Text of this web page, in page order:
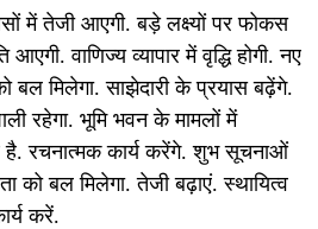
में तेजी आएगी. बड़े लक्ष्यों पर फोकस
वाणिज्य व्यापार में वृद्धि होगी. नए
बल मिलेगा. साझेदारी के प्रयास बढ़ेंगे.
रहेगा. भूमि भवन के मामलों में
है. रचनात्मक कार्य करेंगे. शुभ सूचनाओं
को बल मिलेगा. तेजी बढ़ाएं. स्थायित्व
करें.